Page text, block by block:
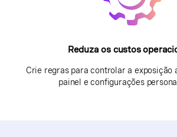
Reduza os custos
Crie regras para controlar a exposição
painel e configurações